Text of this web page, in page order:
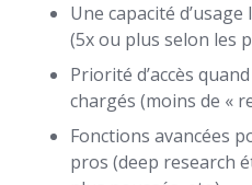
Une capacité
(5x ou plus selon les
Priorité d’accès
chargés (moins de «
Fonctions avancées
pros (deep research